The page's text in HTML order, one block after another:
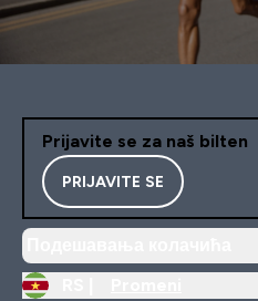
Prijavite se za naš bilten
PRIJAVITE SE